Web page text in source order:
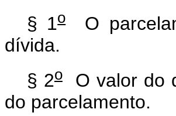
§ 1oO
dívida.
§ 2oO valor do
do parcelamento.